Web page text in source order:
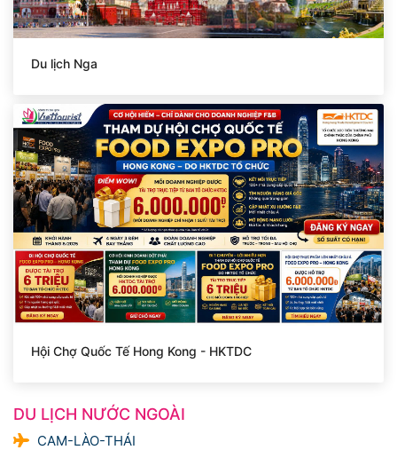
Du lịch Nga
Hội Chợ Quốc Tế Hong Kong - HKTDC
DU LỊCH NƯỚC NGOÀI
CAM-LÀO-THÁI